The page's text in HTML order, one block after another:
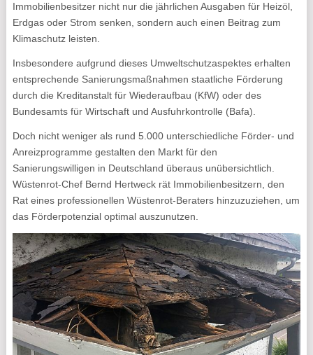
Immobilienbesitzer nicht nur die jährlichen Ausgaben für Heizöl,
Erdgas oder Strom senken, sondern auch einen Beitrag zum
Klimaschutz leisten.
Insbesondere aufgrund dieses Umweltschutzaspektes erhalten
entsprechende Sanierungsmaßnahmen staatliche Förderung
durch die Kreditanstalt für Wiederaufbau (KfW) oder des
Bundesamts für Wirtschaft und Ausfuhrkontrolle (Bafa).
Doch nicht weniger als rund 5.000 unterschiedliche Förder- und
Anreizprogramme gestalten den Markt für den
Sanierungswilligen in Deutschland überaus unübersichtlich.
Wüstenrot-Chef Bernd Hertweck rät Immobilienbesitzern, den
Rat eines professionellen Wüstenrot-Beraters hinzuzuziehen, um
das Förderpotenzial optimal auszunutzen.